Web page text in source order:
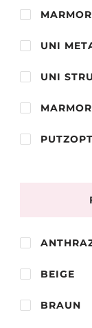
UNI
UNI
MARMOR
BEIGE
BRAUN